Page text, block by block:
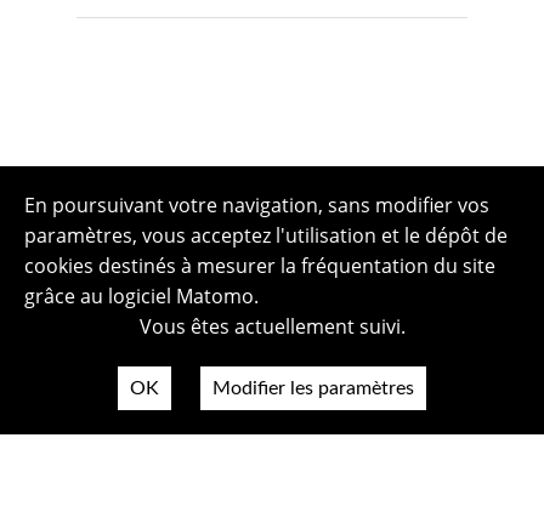
En poursuivant votre navigation, sans modifier vos
paramètres, vous acceptez l'utilisation et le dépôt de
cookies destinés à mesurer la fréquentation du site
grâce au logiciel Matomo.
Vous êtes actuellement suivi.
OK Modifier les paramètres